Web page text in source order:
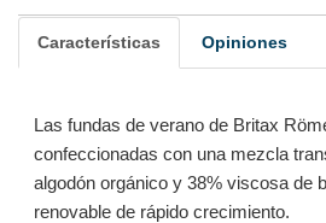
Características Opiniones
Las fundas de verano de Britax
confeccionadas con una mezcla
algodón orgánico y 38% viscosa de
renovable de rápido crecimiento.